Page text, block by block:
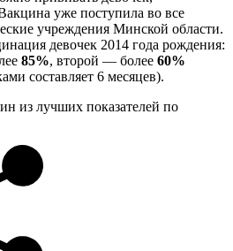
уже поступила во все
учреждения Минской области.
девочек 2014 года рождения:
85%, второй — более 60%
составляет 6 месяцев).
из лучших показателей по